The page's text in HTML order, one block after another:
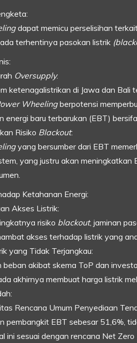
dapat memicu perselisihan
terhentinya pasokan listrik
Oversupply:
ketenagalistrikan di Jawa dan Bali
Wheelingberpotensi
energi baru terbarukan (EBT)
Risiko Blackout:
yang bersumber dari EBT
yang justru akan meningkatkan
Ketahanan Energi:
Akses Listrik:
risiko blackout, jaminan
akses terhadap listrik yang
yang Tidak Terjangkau:
beban akibat skema ToP dan
akhirnya membuat harga listrik
Rencana Umum Penyediaan
pembangkit EBT sebesar 51,6%,
ini sesuai dengan rencana Net